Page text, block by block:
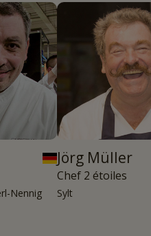
Nennig
Jörg Müller
Chef 2 étoiles
Sylt